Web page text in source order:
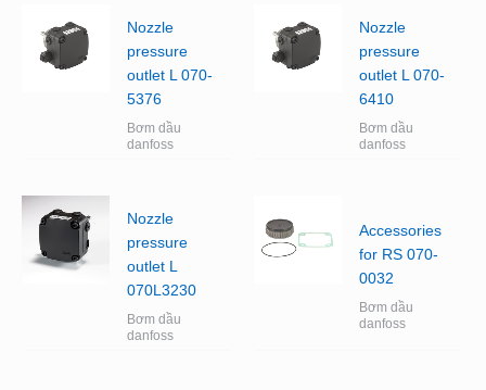
Nozzle
pressure
outlet L 070-
5376
Bơm dầu
danfoss
Nozzle
pressure
outlet L 070-
6410
Bơm dầu
danfoss
Nozzle
pressure
outlet L
070L3230
Bơm dầu
danfoss
Accessories
for RS 070-
0032
Bơm dầu
danfoss